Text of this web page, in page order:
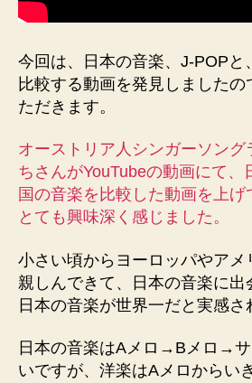
楽
と
洋
違
い
に
つ
の
今回は、日本の音楽、J-POPと
比較する動画を発見しました
ただきます。
オーストリア人シンガーソング
ちさんがYouTubeの動画にて、
国の音楽を比較した動画を上げ
とても興味深く感じました。
小さい頃からヨーロッパやアメ
親しんできて、日本の音楽に出
日本の音楽が世界一だと実感さ
日本の音楽はAメロ→Bメロ→サ
いですが、洋楽はAメロからい